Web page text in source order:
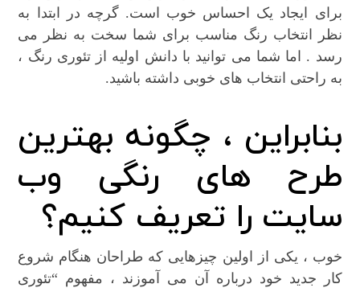
برای ایجاد یک احساس خوب است. گرچه در ابتدا به
نظر انتخاب رنگ مناسب برای شما سخت به نظر می
رسد . اما شما می توانید با دانش اولیه از تئوری رنگ ،
به راحتی انتخاب های خوبی داشته باشید.
بنابراین ، چگونه بهترین
طرح های رنگی وب
سایت را تعریف کنیم؟
خوب ، یکی از اولین چیزهایی که طراحان هنگام شروع
کار جدید خود درباره آن می آموزند ، مفهوم “تئوری